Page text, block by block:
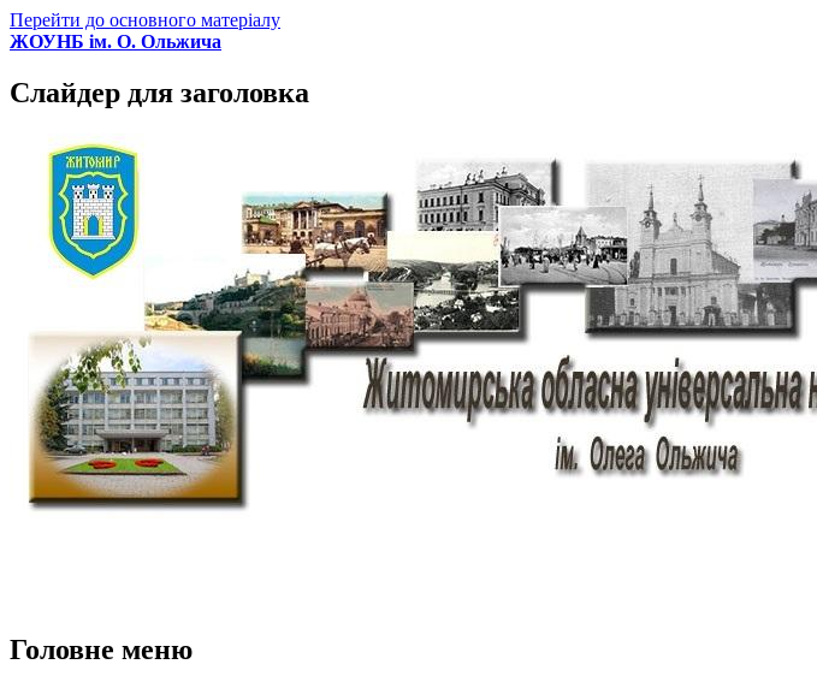
Перейти до основного матеріалу
ЖОУНБ ім. О. Ольжича
Слайдер для заголовка
Головне меню